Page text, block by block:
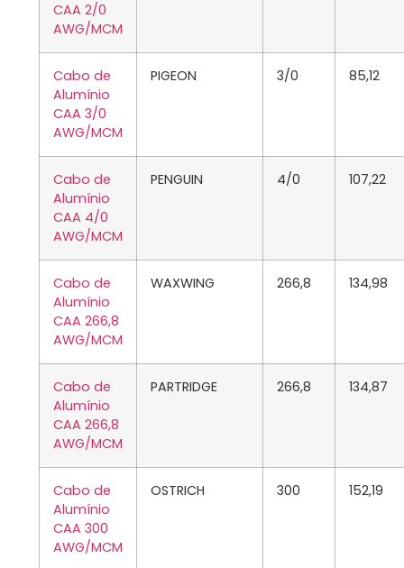
CAA 2/0
AWG/MCM
Cabo de
Alumínio
CAA 3/0
AWG/MCM
PIGEON 3/0 85,12
Cabo de
Alumínio
CAA 4/0
AWG/MCM
PENGUIN 4/0 107,22
Cabo de
Alumínio
CAA 266,8
AWG/MCM
WAXWING 266,8 134,98
Cabo de
Alumínio
CAA 266,8
AWG/MCM
PARTRIDGE 266,8 134,87
Cabo de
Alumínio
CAA 300
AWG/MCM
OSTRICH 300 152,19